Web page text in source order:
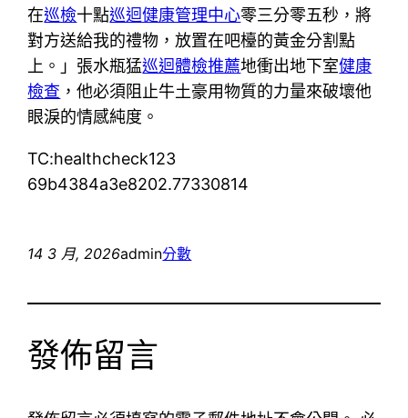
在巡檢十點巡迴健康管理中心零三分零五秒，將
對方送給我的禮物，放置在吧檯的黃金分割點
上。」張水瓶猛巡迴體檢推薦地衝出地下室健康
檢查 ，他必須阻止牛土豪用物質的力量來破壞他
眼淚的情感純度。
TC:healthcheck123
69b4384a3e8202.77330814
14 3 月, 2026admin分數
發佈留言